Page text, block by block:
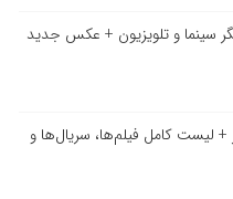
سینما و تلویزیون + عکس جدید
لیست کامل فیلم‌ها، سریال‌ها و